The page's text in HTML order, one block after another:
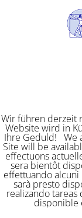
Wir führen derzeit
Website wird in
Ihre Geduld! We
Site will be
effectuons
sera bientôt
effettuando alcuni
sarà presto
realizando tareas
disponible